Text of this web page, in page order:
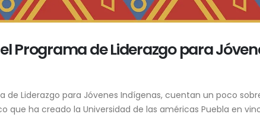
Programa de Liderazgo para
de Liderazgo para Jóvenes Indígenas, cuentan un poco
ha creado la Universidad de las américas Puebla en